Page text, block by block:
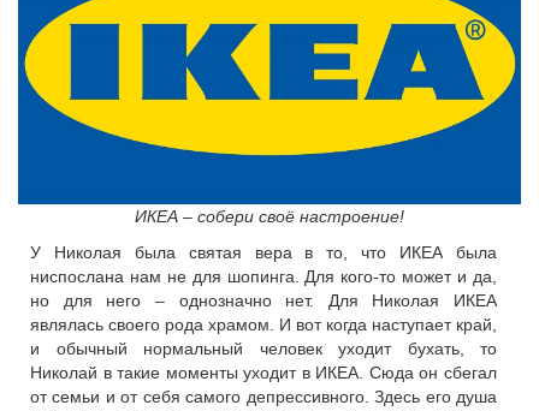
ИКЕА – собери своё настроение!
У Николая была святая вера в то, что ИКЕА была
ниспослана нам не для шопинга. Для кого-то может и да,
но для него – однозначно нет. Для Николая ИКЕА
являлась своего рода храмом. И вот когда наступает край,
и обычный нормальный человек уходит бухать, то
Николай в такие моменты уходит в ИКЕА. Сюда он сбегал
от семьи и от себя самого депрессивного. Здесь его душа